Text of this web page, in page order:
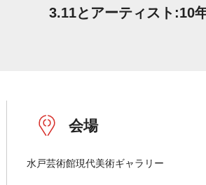
3.11とアーティスト:10
会場
水戸芸術館現代美術ギャラリー